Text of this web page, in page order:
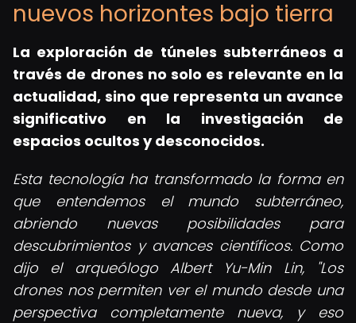
nuevos horizontes bajo tierra
La exploración de túneles subterráneos a
través de drones no solo es relevante en la
actualidad, sino que representa un avance
significativo en la investigación de
espacios ocultos y desconocidos.
Esta tecnología ha transformado la forma en
que entendemos el mundo subterráneo,
abriendo nuevas posibilidades para
descubrimientos y avances científicos. Como
dijo el arqueólogo Albert Yu-Min Lin, "Los
drones nos permiten ver el mundo desde una
perspectiva completamente nueva, y eso